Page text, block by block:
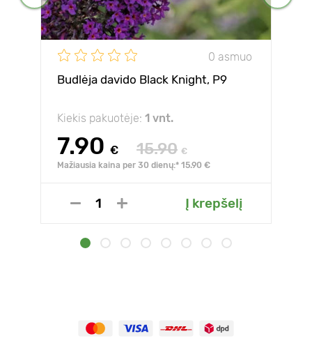
0 asmuo
Budlėja davido Black Knight, P9
Kiekis pakuotėje: 1 vnt.
7.90 € 15.90 €
Mažiausia kaina per 30 dienų:* 15.90 €
Į krepšelį